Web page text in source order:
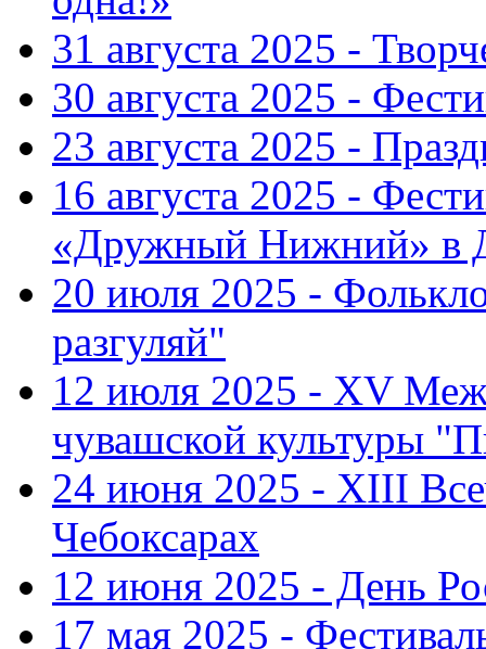
31 августа 2025 -
30 августа 2025 -
23 августа 2025 -
16 августа 2025 -
«Дружный Нижний» в
20 июля 2025 -
разгуляй"
12 июля 2025 - XV
чувашской культуры
24 июня 2025 - XIII
Чебоксарах
12 июня 2025 - День
17 мая 2025 -